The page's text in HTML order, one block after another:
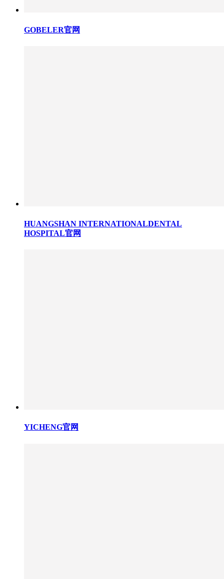
GOBELER官网
HUANGSHAN INTERNATIONALDENTAL
HOSPITAL官网
YICHENG官网